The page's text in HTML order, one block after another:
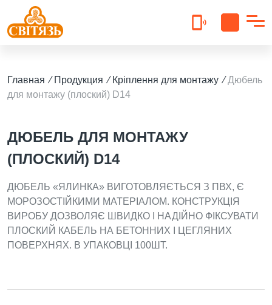
Прайс кабель 2025
Прайс гермет.бокси 2023
Прайс подовжувачі 2025
Главная ⁄ Продукция ⁄ Кріплення для монтажу ⁄Дюбель
для монтажу (плоский) D14
ДЮБЕЛЬ ДЛЯ МОНТАЖУ
(ПЛОСКИЙ) D14
ДЮБЕЛЬ «ЯЛИНКА» ВИГОТОВЛЯЄТЬСЯ З ПВХ, Є
МОРОЗОСТІЙКИМИ МАТЕРІАЛОМ. КОНСТРУКЦІЯ
ВИРОБУ ДОЗВОЛЯЄ ШВИДКО І НАДІЙНО ФІКСУВАТИ
ПЛОСКИЙ КАБЕЛЬ НА БЕТОННИХ І ЦЕГЛЯНИХ
ПОВЕРХНЯХ. В УПАКОВЦІ 100ШТ.